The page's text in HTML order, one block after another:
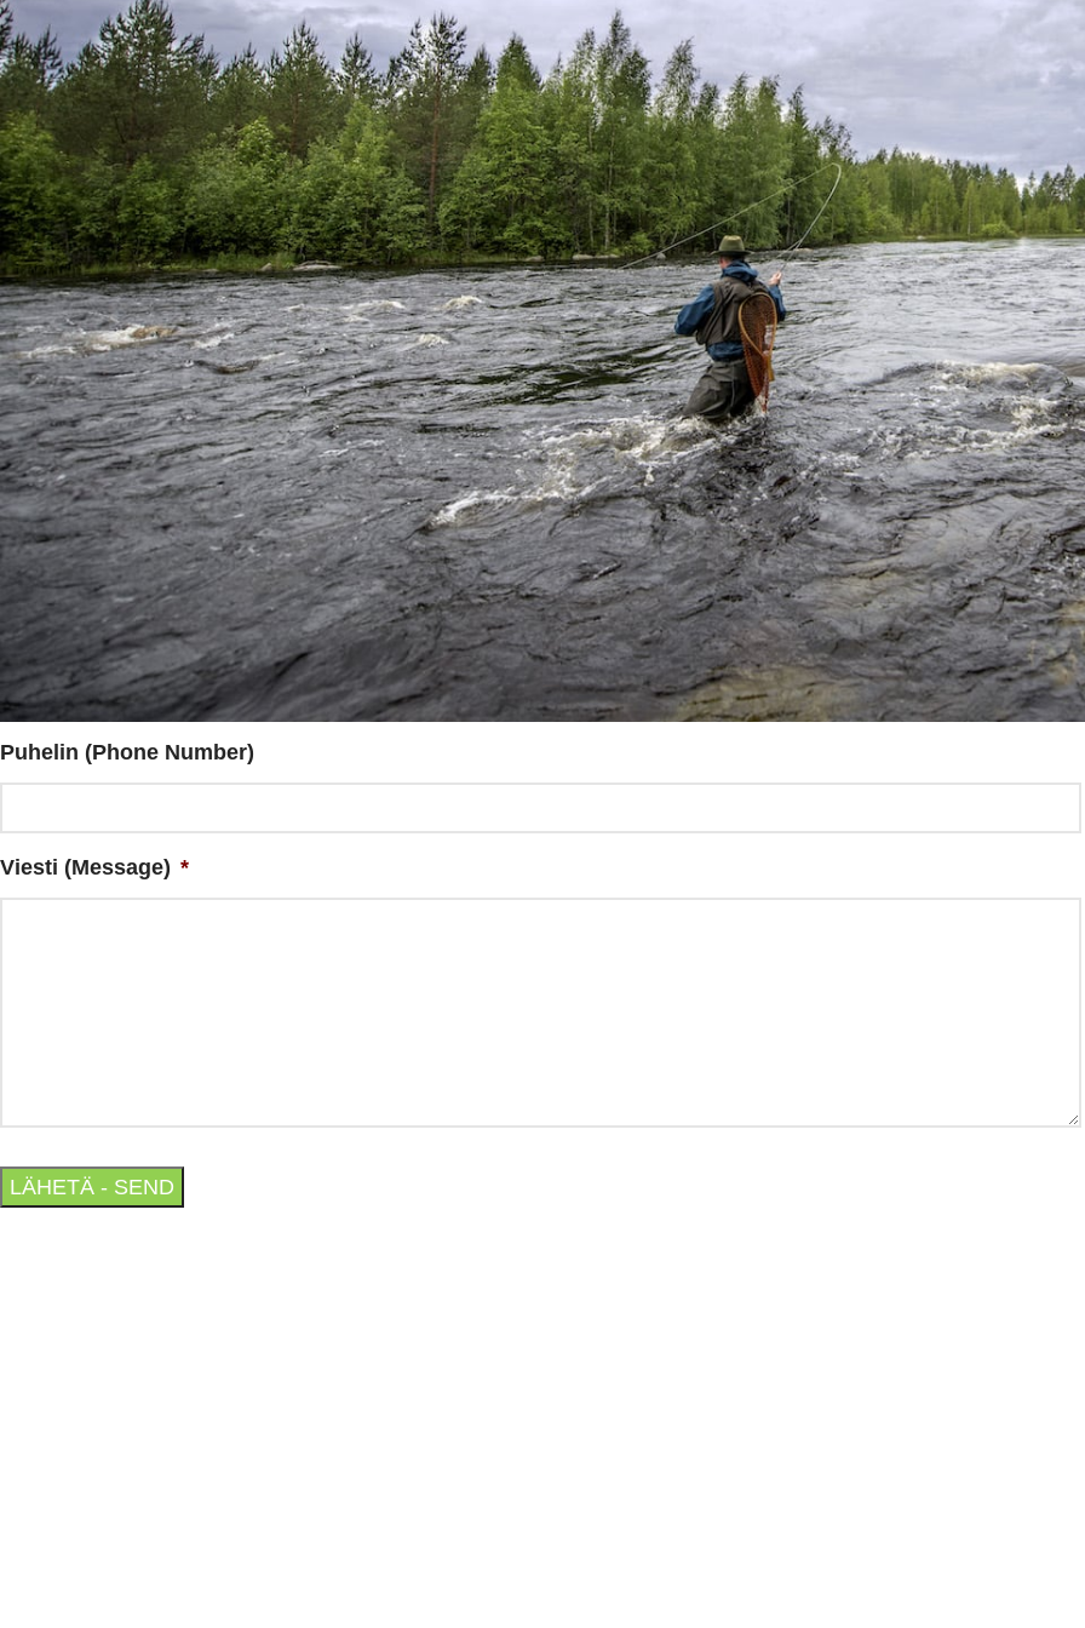
Kokemusta minulle on kertynyt monilta aloilta. Olen työskennellyt
myöskin perhokalastajana, sisällöntuottajana, päätoimittajana,
luennoitsijana sekä asiantuntijana erilaisissa luontoharrastuksissa.
Blogini kautta toivon auttavani ihmisiä sekä opin myös heiltä. Tervetuloa
jakamaan kokemuksia!
Yhteystiedot:
Puhelin: +358 45 150 2386
Sähköposti: info@sickman.fi
OTA YHTEYTTÄ – CONTACT US
Alla olevalla yhteydenottolomakkeella voit jättää ideoita, ruusuja tai risuja Sickman- blogista. Ota rohkeasti
yhteyttä, vastaan sinulle mahdollisimman pian!
Nimi (Your Name) *
Sähköposti (Email) *
Puhelin (Phone Number)
Viesti (Message) *